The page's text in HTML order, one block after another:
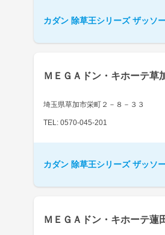
カダン 除草王シリーズ ザッソ
ＭＥＧＡドン・キホーテ草
埼玉県草加市栄町２－８－３３
TEL: 0570-045-201
カダン 除草王シリーズ ザッソ
ＭＥＧＡドン・キホーテ蓮